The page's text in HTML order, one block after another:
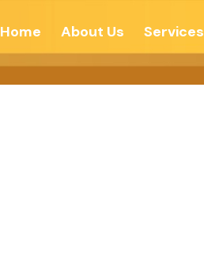
Home About Us Services